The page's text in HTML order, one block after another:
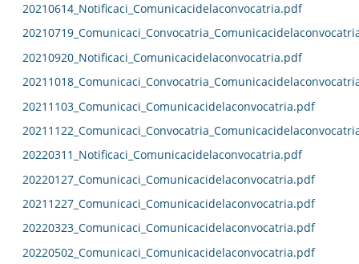
20210614_Notificaci_Comunicacidelaconvocatria.pdf
20210920_Notificaci_Comunicacidelaconvocatria.pdf
20211103_Comunicaci_Comunicacidelaconvocatria.pdf
20220311_Notificaci_Comunicacidelaconvocatria.pdf
20220127_Comunicaci_Comunicacidelaconvocatria.pdf
20211227_Comunicaci_Comunicacidelaconvocatria.pdf
20220323_Comunicaci_Comunicacidelaconvocatria.pdf
20220502_Comunicaci_Comunicacidelaconvocatria.pdf